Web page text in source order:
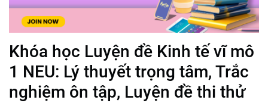
Khóa học Luyện đề Kinh tế vĩ mô
1 NEU: Lý thuyết trọng tâm, Trắc
nghiệm ôn tập, Luyện đề thi thử